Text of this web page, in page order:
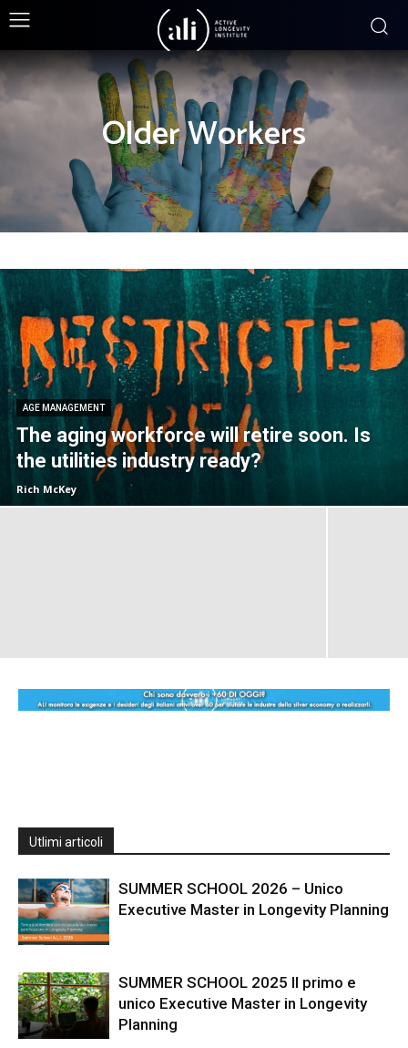
Older Workers
AGE MANAGEMENT
The aging workforce will retire soon. Is
the utilities industry ready?
Rich McKey
Utlimi articoli
SUMMER SCHOOL 2026 – Unico
Executive Master in Longevity Planning
SUMMER SCHOOL 2025 Il primo e
unico Executive Master in Longevity
Planning